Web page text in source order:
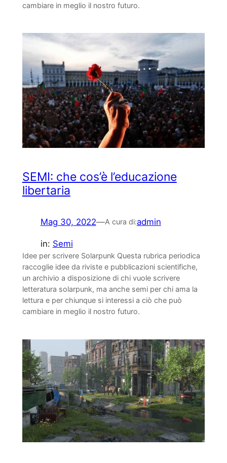
cambiare in meglio il nostro futuro.
SEMI: che cos’è l’educazione
libertaria
Mag 30, 2022—A cura di:admin
in: Semi
Idee per scrivere Solarpunk Questa rubrica periodica
raccoglie idee da riviste e pubblicazioni scientifiche,
un archivio a disposizione di chi vuole scrivere
letteratura solarpunk, ma anche semi per chi ama la
lettura e per chiunque si interessi a ciò che può
cambiare in meglio il nostro futuro.